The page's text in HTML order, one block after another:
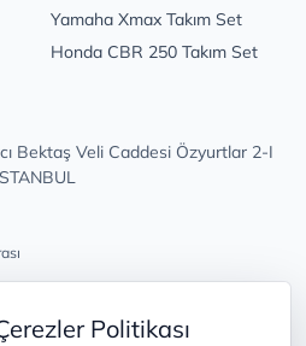
Politikası
Yamaha Xmax Takım Set
Honda CBR 250 Takım Set
Bektaş Veli Caddesi Özyurtlar 2-I
için